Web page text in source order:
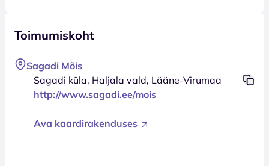
Toimumiskoht
Sagadi Mõis
Sagadi küla, Haljala vald, Lääne-Virumaa
http://www.sagadi.ee/mois
Ava kaardirakenduses